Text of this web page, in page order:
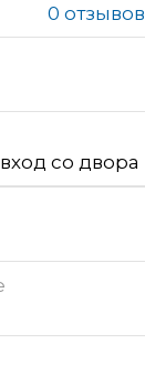
0 отзывов
со двора